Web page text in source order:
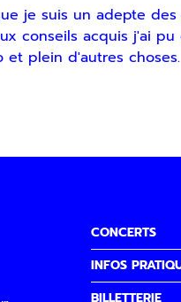
je suis un adepte
conseils acquis j'ai
plein d'autres
CONCERTS
INFOS
BILLETTERIE